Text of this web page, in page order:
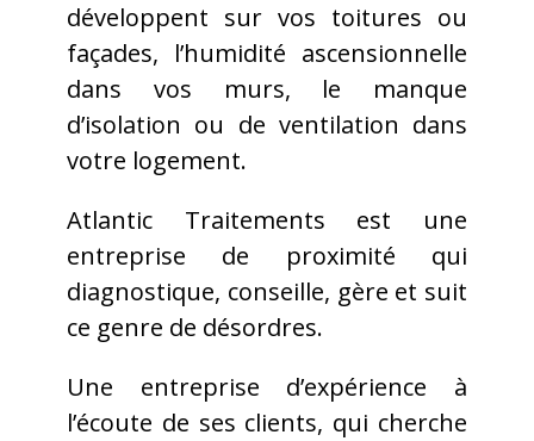
développent sur vos toitures ou
façades, l’humidité ascensionnelle
dans vos murs, le manque
d’isolation ou de ventilation dans
votre logement.
Atlantic Traitements est une
entreprise de proximité qui
diagnostique, conseille, gère et suit
ce genre de désordres.
Une entreprise d’expérience à
l’écoute de ses clients, qui cherche